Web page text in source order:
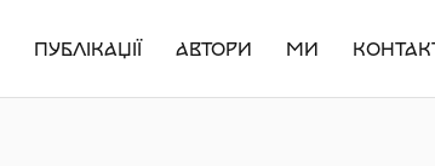
ПУБЛІКАЦІЇ АВТОРИ МИ